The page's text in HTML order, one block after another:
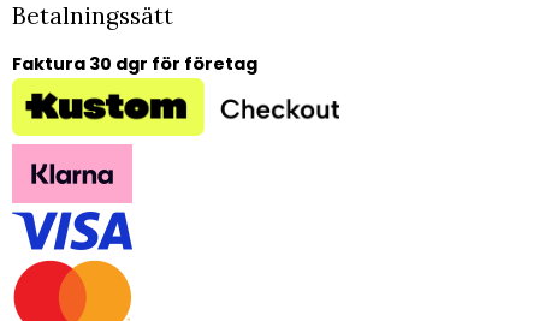
Betalningssätt
Faktura 30 dgr för företag